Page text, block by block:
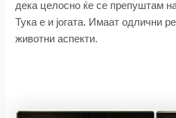
дека целосно ќе се препуштам
Тука е и јогата. Имаат одлични
животни аспекти.